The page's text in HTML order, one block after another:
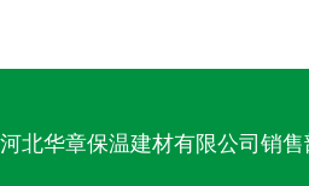
河北华章保温建材有限公司销售